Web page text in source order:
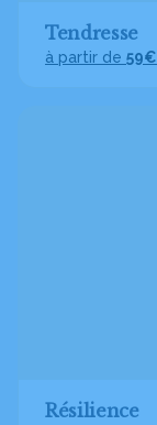
Tendresse
à partir de 59€
Résilience